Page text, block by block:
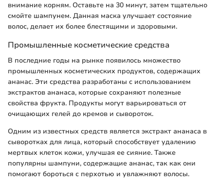
внимание корням. Оставьте на 30 минут, затем тщательно
смойте шампунем. Данная маска улучшает состояние
волос, делает их более блестящими и здоровыми.
Промышленные косметические средства
В последние годы на рынке появилось множество
промышленных косметических продуктов, содержащих
ананас. Эти средства разработаны с использованием
экстрактов ананаса, которые сохраняют полезные
свойства фрукта. Продукты могут варьироваться от
очищающих гелей до кремов и сывороток.
Одним из известных средств является экстракт ананаса в
сыворотках для лица, который способствует удалению
мертвых клеток кожи, улучшая ее сияние. Также
популярны шампуни, содержащие ананас, так как они
помогают бороться с перхотью и увлажняют волосы.